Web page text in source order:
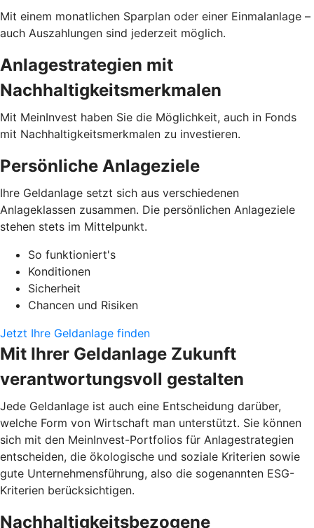
Mit einem monatlichen Sparplan oder einer Einmalanlage –
auch Auszahlungen sind jederzeit möglich.
Anlagestrategien mit
Nachhaltigkeitsmerkmalen
Mit MeinInvest haben Sie die Möglichkeit, auch in Fonds
mit Nachhaltigkeitsmerkmalen zu investieren.
Persönliche Anlageziele
Ihre Geldanlage setzt sich aus verschiedenen
Anlageklassen zusammen. Die persönlichen Anlageziele
stehen stets im Mittelpunkt.
So funktioniert's
Konditionen
Sicherheit
Chancen und Risiken
Jetzt Ihre Geldanlage finden
Mit Ihrer Geldanlage Zukunft
verantwortungsvoll gestalten
Jede Geldanlage ist auch eine Entscheidung darüber,
welche Form von Wirtschaft man unterstützt. Sie können
sich mit den MeinInvest-Portfolios für Anlagestrategien
entscheiden, die ökologische und soziale Kriterien sowie
gute Unternehmensführung, also die sogenannten ESG-
Kriterien berücksichtigen.
Nachhaltigkeitsbezogene